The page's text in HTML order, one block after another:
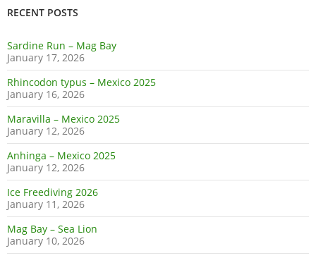
RECENT POSTS
Sardine Run – Mag Bay
January 17, 2026
Rhincodon typus – Mexico 2025
January 16, 2026
Maravilla – Mexico 2025
January 12, 2026
Anhinga – Mexico 2025
January 12, 2026
Ice Freediving 2026
January 11, 2026
Mag Bay – Sea Lion
January 10, 2026